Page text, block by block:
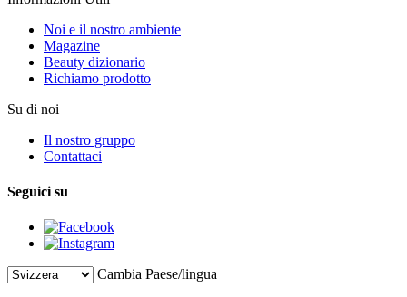
Noi e il nostro ambiente
Magazine
Beauty dizionario
Richiamo prodotto
Su di noi
Il nostro gruppo
Contattaci
Seguici su
Cambia Paese/lingua